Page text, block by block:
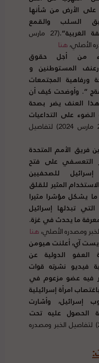
الأرض من شأنها
السلب والقمع
الغربية“.
(27 مارس
هنا
من أجل حقوق
المستوطنين و
ورفاهية المجتمعات
“. وأوضحت كيف أن
العنف يضر بصحة
على التداعيات
(28 مارس 2024) لتفاصيل
فريق الأمم المتحدة
التعسفي على فتح
للصحفيين
المثير للقلق
ما يشكل مؤشرا مثيرا
تبذلها إسرائيل
ما يحدث في غزة.
هنا
آي، أعلنت هيومن
الدولية عن
فيديو نشرته قوات
فيه عضو مزعوم في
امرأة إسرائيلية
وأشارت
الحصول عليه تحت
(29 مارس 2024) لتفاصيل الخبر ومصدره
: